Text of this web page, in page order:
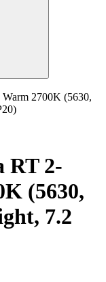
2700K (5630,
RT 2-
(5630,
7.2